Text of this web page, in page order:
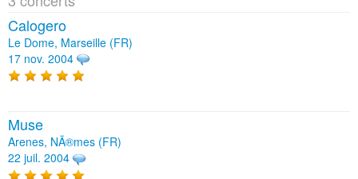
Calogero
Le Dome, Marseille (FR)
17 nov. 2004
Muse
Arenes, NÃ®mes (FR)
22 juil. 2004